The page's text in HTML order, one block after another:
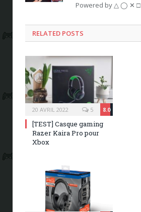
Powered by △ ◯ ✕ □
RELATED POSTS
20 AVRIL 2022 8.0
5
[TEST] Casque gaming
Razer Kaira Pro pour
Xbox